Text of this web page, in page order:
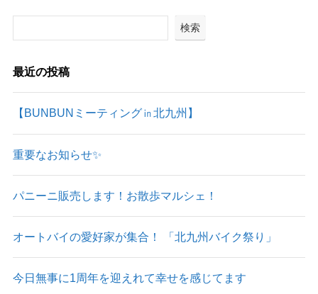
検索
最近の投稿
【BUNBUNミーティング㏌北九州】
重要なお知らせ✨
パニーニ販売します！お散歩マルシェ！
オートバイの愛好家が集合！ 「北九州バイク祭り」
今日無事に1周年を迎えれて幸せを感じてます